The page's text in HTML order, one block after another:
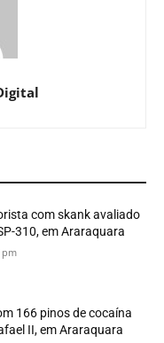
com skank avaliado
310, em Araraquara
pm
166 pinos de cocaína
II, em Araraquara